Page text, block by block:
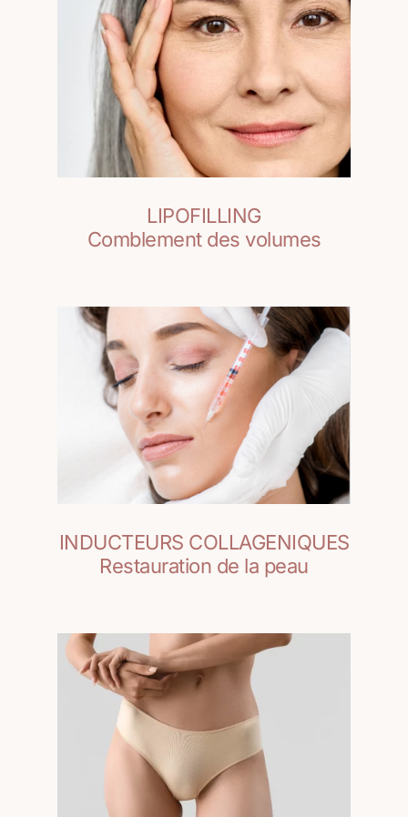
LIPOFILLING
Comblement des volumes
INDUCTEURS COLLAGENIQUES
Restauration de la peau